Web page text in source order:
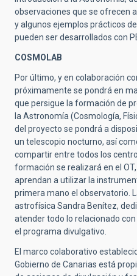
observaciones que se ofrecen
y algunos ejemplos prácticos
pueden ser desarrollados con
COSMOLAB
Por último, y en colaboración
próximamente se pondrá en
que persigue la formación de
la Astronomía (Cosmología,
del proyecto se pondrá a
un telescopio nocturno, así
compartir entre todos los
formación se realizará en el
aprendan a utilizar la
primera mano el observatorio.
astrofísica Sandra Benítez,
atender todo lo relacionado
el programa divulgativo.
El marco colaborativo
Gobierno de Canarias está